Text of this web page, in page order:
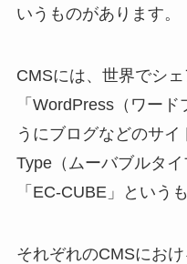
いうものがあります。
CMSには、世界でシ
「WordPress（ワー
うにブログなどのサ
Type（ムーバブルタ
「EC-CUBE」という
それぞれのCMSにお